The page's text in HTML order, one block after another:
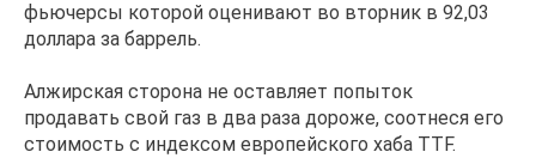
фьючерсы которой оценивают во вторник в 92,03
доллара за баррель.
Алжирская сторона не оставляет попыток
продавать свой газ в два раза дороже, соотнеся его
стоимость с индексом европейского хаба TTF.